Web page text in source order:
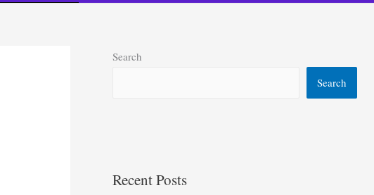
Search
Search
Recent Posts